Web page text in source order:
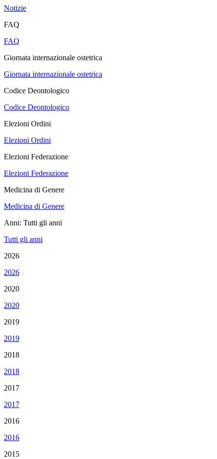
Notizie
FAQ
FAQ
Giornata internazionale ostetrica
Giornata internazionale ostetrica
Codice Deontologico
Codice Deontologico
Elezioni Ordini
Elezioni Ordini
Elezioni Federazione
Elezioni Federazione
Medicina di Genere
Medicina di Genere
Anni: Tutti gli anni
Tutti gli anni
2026
2026
2020
2020
2019
2019
2018
2018
2017
2017
2016
2016
2015